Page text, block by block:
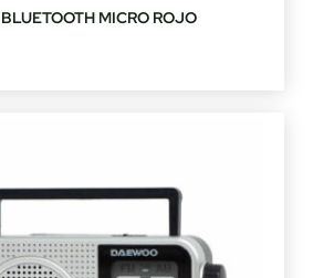
MICRO ROJO